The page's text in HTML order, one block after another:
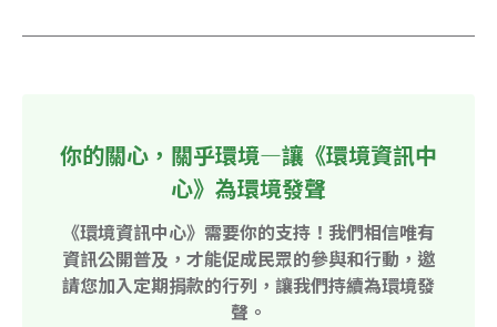
你的關心，關乎環境—讓《環境資訊中
心》為環境發聲
《環境資訊中心》需要你的支持！我們相信唯有
資訊公開普及，才能促成民眾的參與和行動，邀
請您加入定期捐款的行列，讓我們持續為環境發
聲。